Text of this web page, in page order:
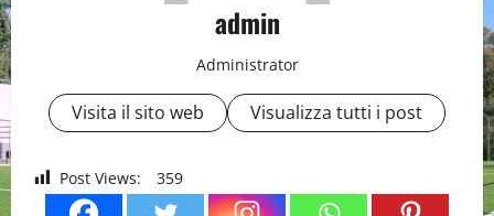
admin
Administrator
Visita il sito web Visualizza tutti i post
Post Views: 359